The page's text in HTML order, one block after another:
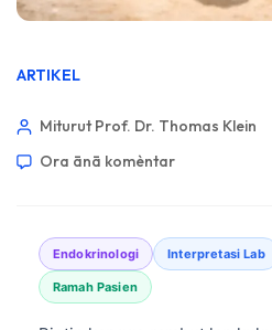
ARTIKEL
Miturut Prof. Dr. Thomas Klein
Ora ānā komèntar
Endokrinologi Interpretasi Lab
Ramah Pasien